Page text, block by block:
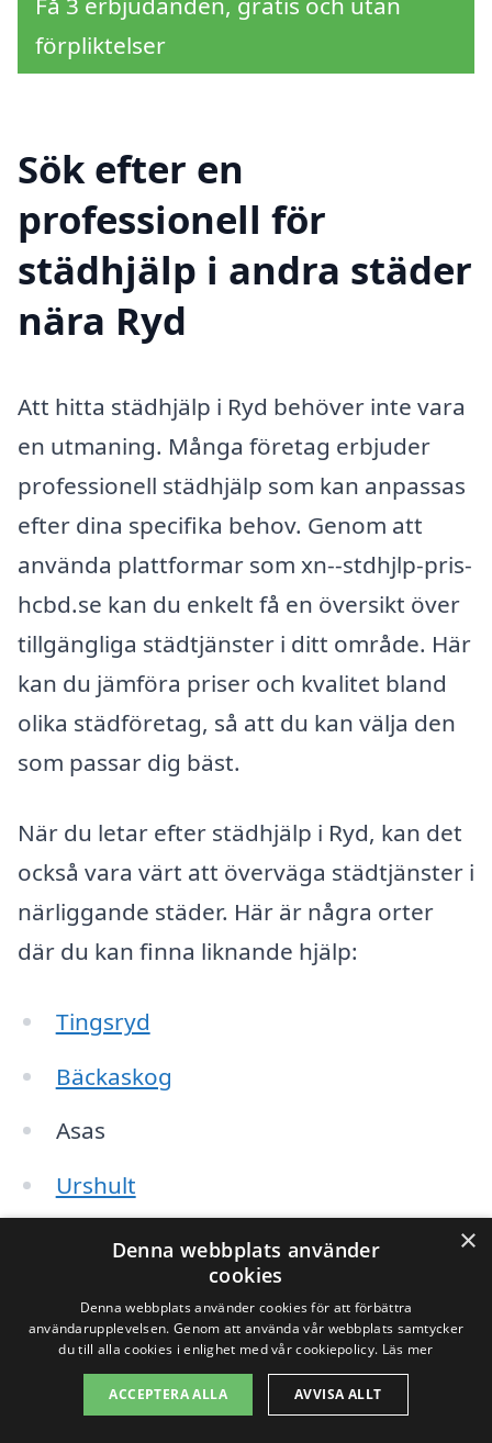
förpliktelser
Sök efter en
professionell för
städhjälp i andra städer
nära Ryd
Att hitta städhjälp i Ryd behöver inte vara
en utmaning. Många företag erbjuder
professionell städhjälp som kan anpassas
efter dina specifika behov. Genom att
använda plattformar som xn--stdhjlp-pris-
hcbd.se kan du enkelt få en översikt över
tillgängliga städtjänster i ditt område. Här
kan du jämföra priser och kvalitet bland
olika städföretag, så att du kan välja den
som passar dig bäst.
När du letar efter städhjälp i Ryd, kan det
också vara värt att överväga städtjänster i
närliggande städer. Här är några orter
där du kan finna liknande hjälp:
Tingsryd
Bäckaskog
Asas
Urshult
Vissefjärda
Korrö
Björkå
Rödeby
×
Denna webbplats använder
cookies
Denna webbplats använder cookies för att förbättra
användarupplevelsen. Genom att använda vår webbplats samtycker
du till alla cookies i enlighet med vår cookiepolicy. Läs mer
ACCEPTERA ALLA AVVISA ALLT